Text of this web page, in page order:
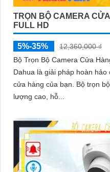
TRỌN BỘ CAMERA
FULL HD
5%-35%
12,360,000 ₫
Bộ Trọn Bộ Camera Cửa
Dahua là giải pháp hoàn
cửa hàng của bạn. Bộ trọn bộ này bao gồm các camera chất
lượng cao, hỗ...